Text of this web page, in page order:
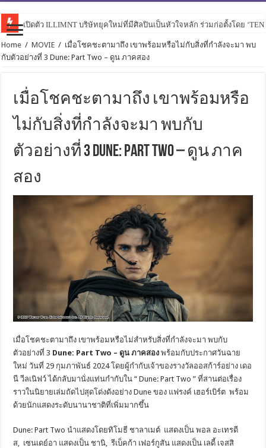
เปิดตัว ILLIMNT บริษัทยุคใหม่ที่มีศิลปินเป็นหัวใจหลัก ร่วมก่อตั้งโดย
Home / MOVIE / เมื่อโชคชะตามาถึง เขาพร้อมหรือไม่กับสิ่งที่กำลังจะมา พบ
กับตัวอย่างที่ 3 Dune: Part Two – ดูน ภาคสอง
เมื่อโชคชะตามาถึง เขาพร้อมหรือ
ไม่กับสิ่งที่กำลังจะมา พบกับ
ตัวอย่างที่ 3 Dune: Part Two – ดูน ภาค
สอง
เมื่อโชคชะตามาถึง เขาพร้อมหรือไม่สำหรับสิ่งที่กำลังจะมา พบกับ
ตัวอย่างที่ 3 Dune: Part Two – ดูน ภาคสองพร้อมกับประกาศวันฉาย
ใหม่ วันที่ 29 กุมภาพันธ์ 2024 โดยผู้กำกับเจ้าของรางวัลออสก้าร์อย่าง เดอ
นี วีลเนิฟว์ ได้กลับมานั่งแท่นกำกับใน “ Dune: Part Two ” ที่สานต่อเรื่อง
ราวในนิยายเล่มถัดไปสุดโด่งดังอย่าง Dune ของ แฟรงค์ เฮอร์เบิร์ต พร้อม
ด้วยนักแสดงระดับนานาชาติที่เพิ่มมากขึ้น
Dune: Part Two นำแสดงโดยทิโมธี ชาลาเมต์ แสดงเป็น พอล อะเทรดี
ส, เซนเดย์อา แสดงเป็น ชานิ, รีเบ็คก้า เฟอร์กูสัน แสดงเป็น เลดี้ เจสสิ